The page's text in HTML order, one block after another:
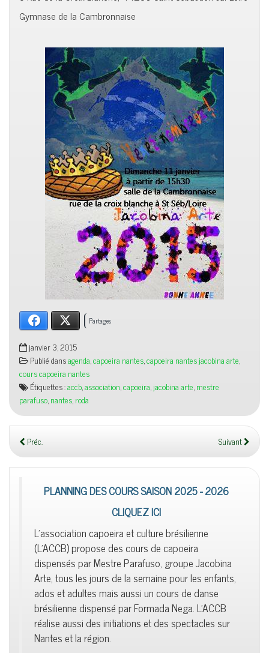
Gymnase de la Cambronnaise
Facebook X Partages
janvier 3, 2015
Publié dansagenda,capoeira nantes,capoeira nantes jacobina arte,
cours capoeira nantes
Étiquettes :accb,association,capoeira,jacobina arte,mestre
parafuso,nantes,roda
Préc. Suivant
PLANNING DES COURS SAISON 2025 - 2026
CLIQUEZ ICI
L'association capoeira et culture brésilienne
(L'ACCB) propose des cours de capoeira
dispensés par Mestre Parafuso, groupe Jacobina
Arte, tous les jours de la semaine pour les enfants,
ados et adultes mais aussi un cours de danse
brésilienne dispensé par Formada Nega. L'ACCB
réalise aussi des initiations et des spectacles sur
Nantes et la région.